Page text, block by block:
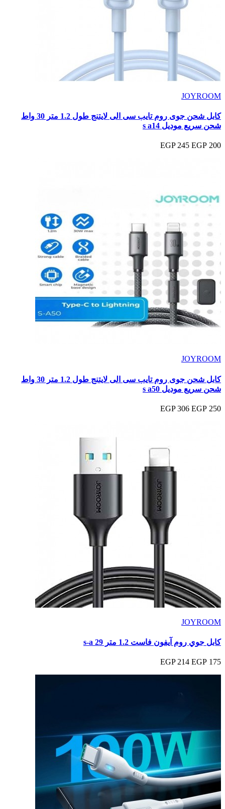
JOYROOM
كابل شحن جوى روم تايب سى الى لايتنج طول 1.2 متر 30 واط
شحن سريع موديل s a14
200 EGP
245 EGP
JOYROOM
كابل شحن جوى روم تايب سى الى لايتنج طول 1.2 متر 30 واط
شحن سريع موديل s a50
250 EGP
306 EGP
JOYROOM
كابل جوي روم آيفون فاست 1.2 متر s-a 29
175 EGP
214 EGP